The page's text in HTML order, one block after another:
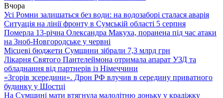
Вчора
Усі Ромни залишаться без води: на водозаборі сталася аварія
Ситуація на лінії фронту в Сумській області 5 серпня
Померла 13-річна Олександра Макуха, поранена під час атаки
на Зноб-Новгородське у червні
Місцеві бюджети Сумщини зібрали 7,3 млрд грн
Лікарня Святого Пантелеймона отримала апарат УЗД та
обладнання від партнерів із Німеччини
«Згорів зсередини». Дрон РФ влучив в середину приватного
будинку у Шостці
На Сумщині мати втягнула малолітню доньку у крадіжку